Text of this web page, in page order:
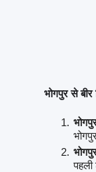
भोगपुर से